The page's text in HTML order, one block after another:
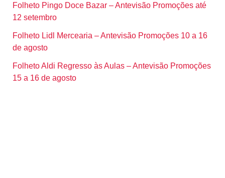
Folheto Pingo Doce Bazar – Antevisão Promoções até
12 setembro
Folheto Lidl Mercearia – Antevisão Promoções 10 a 16
de agosto
Folheto Aldi Regresso às Aulas – Antevisão Promoções
15 a 16 de agosto